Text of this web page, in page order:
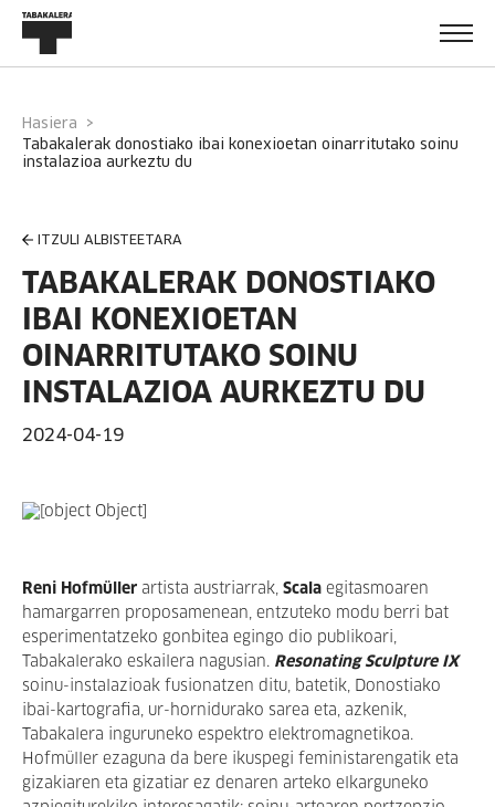
Hasiera
instalazioa aurkeztu du
ITZULI ALBISTEETARA
TABAKALERAK DONOSTIAKO
IBAI KONEXIOETAN
OINARRITUTAKO SOINU
INSTALAZIOA AURKEZTU DU
2024-04-19
Reni Hofmüller artista austriarrak, Scala egitasmoaren
hamargarren proposamenean, entzuteko modu berri bat
esperimentatzeko gonbitea egingo dio publikoari,
Tabakalerako eskailera nagusian. Resonating Sculpture IX
soinu-instalazioak fusionatzen ditu, batetik, Donostiako
ibai-kartografia, ur-hornidurako sarea eta, azkenik,
Tabakalera inguruneko espektro elektromagnetikoa.
Hofmüller ezaguna da bere ikuspegi feministarengatik eta
gizakiaren eta gizatiar ez denaren arteko elkarguneko